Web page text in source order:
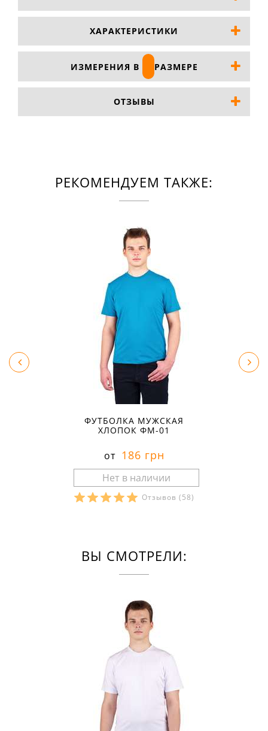
ХАРАКТЕРИСТИКИ
ИЗМЕРЕНИЯ В РАЗМЕРЕ
ОТЗЫВЫ
РЕКОМЕНДУЕМ ТАКЖЕ:
ФУТБОЛКА МУЖСКАЯ
ХЛОПОК ФМ-01
от 186 грн
Отзывов (58)
ВЫ СМОТРЕЛИ: